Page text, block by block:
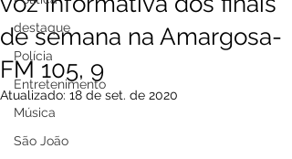
destaque
Polícia
Entretenimento
Música
São João
de semana na Amargosa-
FM 105, 9
Atualizado: 18 de set. de 2020